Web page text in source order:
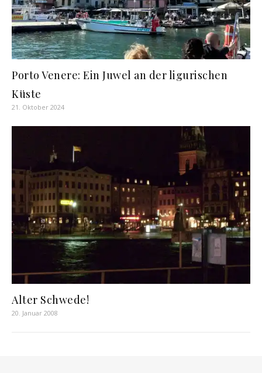
Porto Venere: Ein Juwel an der ligurischen
Küste
21. Oktober 2024
Alter Schwede!
20. Januar 2008